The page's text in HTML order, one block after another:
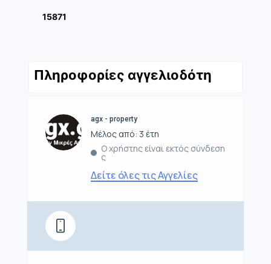
15871
Πληροφορίες αγγελιοδότη
agx - property
Μέλος από: 3 έτη
Ο χρήστης είναι εκτός σύνδεση
ς
Δείτε όλες τις Αγγελίες